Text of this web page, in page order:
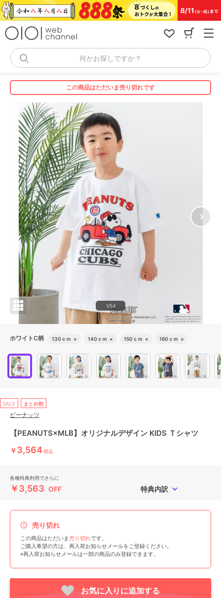
コ
ン
何かお探しですか？
この商品はただいま売り切れです
1/54
ホワイトC柄 130ｃｍ × 140ｃｍ × 150ｃｍ × 160ｃｍ ×
SALE まとめ割
ピーナッツ
【PEANUTS×MLB】オリジナルデザイン KIDS Ｔシャツ
￥3,564 税込
各種特典利用でさらに
￥3,563 OFF 特典内訳
売り切れ
この商品はただいま売り切れです。
ご購入希望の方は、再入荷お知らせメールをご登録ください。
※再入荷お知らせメールは一部の商品のみ登録できます。
お気に入りに追加する